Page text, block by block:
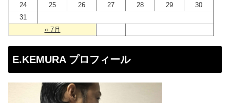
« 7月
24
25 26 27 28 29
30
31
E.KEMURA プロフィール